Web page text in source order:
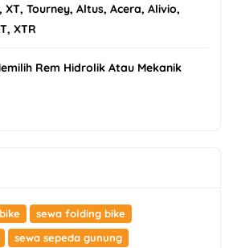
XT, Tourney, Altus, Acera, Alivio,
XTR
Rem Hidrolik Atau Mekanik
sewa folding bike
sewa sepeda gunung